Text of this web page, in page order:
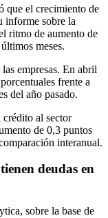
que el crecimiento de
informe sobre la
ritmo de aumento de
meses.
empresas. En abril
frente a
del año pasado.
al sector
de 0,3 puntos
interanual.
deudas en
sobre la base de